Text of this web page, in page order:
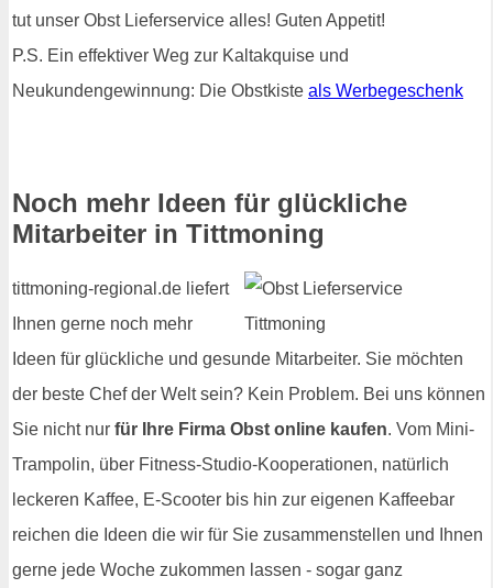
tut unser Obst Lieferservice alles! Guten Appetit!
P.S. Ein effektiver Weg zur Kaltakquise und
Neukundengewinnung: Die Obstkiste als Werbegeschenk
Noch mehr Ideen für glückliche
Mitarbeiter in Tittmoning
tittmoning-regional.de liefert
Ihnen gerne noch mehr
Ideen für glückliche und gesunde Mitarbeiter. Sie möchten
der beste Chef der Welt sein? Kein Problem. Bei uns können
Sie nicht nur für Ihre Firma Obst online kaufen. Vom Mini-
Trampolin, über Fitness-Studio-Kooperationen, natürlich
leckeren Kaffee, E-Scooter bis hin zur eigenen Kaffeebar
reichen die Ideen die wir für Sie zusammenstellen und Ihnen
gerne jede Woche zukommen lassen - sogar ganz